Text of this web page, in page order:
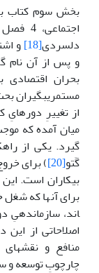
بخش سوم کتاب با
دلسردی[18] و
و پس از آن نام
بحران اقتصادی
مستمری­بگیران
از تغییرِ
میان آمده که
گیرد. یکی از
گَتو[20]
) برای
بیکاران است.
برای آن­ها که
اند، سازمان­دهیِ
اصلاحاتی از
منافع و
چارچوبِ توسعه